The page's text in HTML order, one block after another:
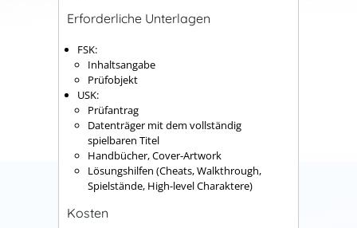
Erforderliche Unterlagen
FSK:
Inhaltsangabe
Prüfobjekt
USK:
Prüfantrag
Datenträger mit dem vollständig
spielbaren Titel
Handbücher, Cover-Artwork
Lösungshilfen (Cheats, Walkthrough,
Spielstände, High-level Charaktere)
Kosten